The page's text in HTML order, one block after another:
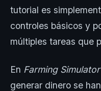
tutorial es
controles básicos y
múltiples tareas que
En Farming
generar dinero se